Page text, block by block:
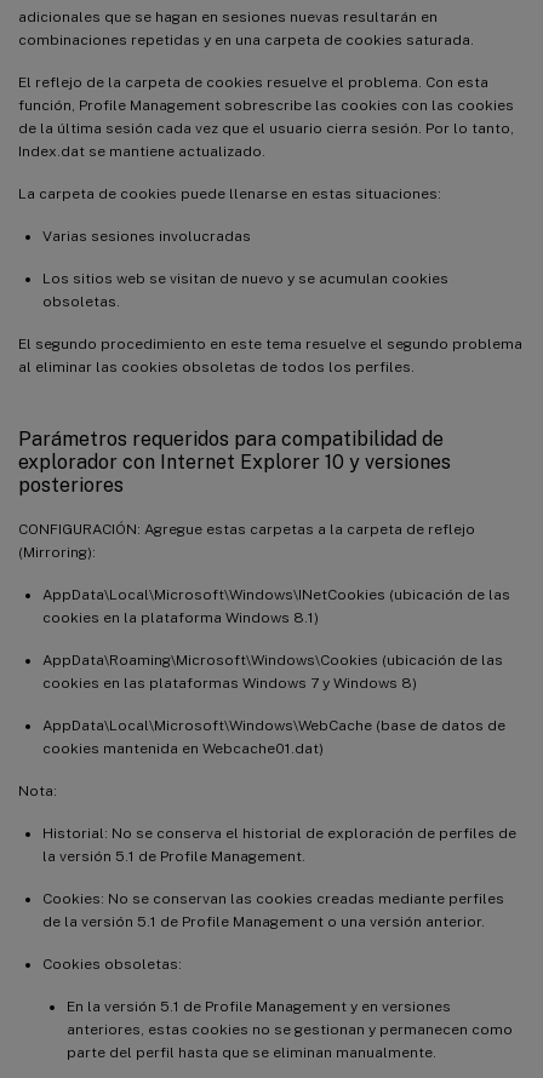
adicionales que se hagan en sesiones nuevas resultarán en
combinaciones repetidas y en una carpeta de cookies saturada.
El reflejo de la carpeta de cookies resuelve el problema. Con esta
función, Profile Management sobrescribe las cookies con las cookies
de la última sesión cada vez que el usuario cierra sesión. Por lo tanto,
Index.dat se mantiene actualizado.
La carpeta de cookies puede llenarse en estas situaciones:
Varias sesiones involucradas
Los sitios web se visitan de nuevo y se acumulan cookies
obsoletas.
El segundo procedimiento en este tema resuelve el segundo problema
al eliminar las cookies obsoletas de todos los perfiles.
Parámetros requeridos para compatibilidad de
explorador con Internet Explorer 10 y versiones
posteriores
CONFIGURACIÓN: Agregue estas carpetas a la carpeta de reflejo
(Mirroring):
AppData\Local\Microsoft\Windows\INetCookies (ubicación de las
cookies en la plataforma Windows 8.1)
AppData\Roaming\Microsoft\Windows\Cookies (ubicación de las
cookies en las plataformas Windows 7 y Windows 8)
AppData\Local\Microsoft\Windows\WebCache (base de datos de
cookies mantenida en Webcache01.dat)
Nota:
Historial: No se conserva el historial de exploración de perfiles de
la versión 5.1 de Profile Management.
Cookies: No se conservan las cookies creadas mediante perfiles
de la versión 5.1 de Profile Management o una versión anterior.
Cookies obsoletas:
En la versión 5.1 de Profile Management y en versiones
anteriores, estas cookies no se gestionan y permanecen como
parte del perfil hasta que se eliminan manualmente.